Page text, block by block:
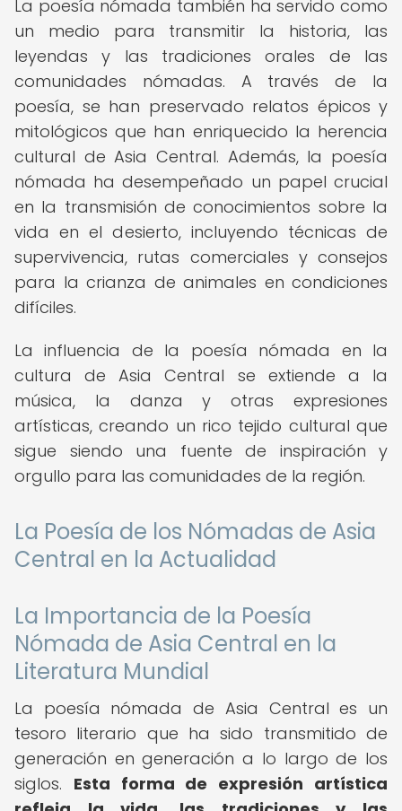
La poesía nómada también ha servido como
un medio para transmitir la historia, las
leyendas y las tradiciones orales de las
comunidades nómadas. A través de la
poesía, se han preservado relatos épicos y
mitológicos que han enriquecido la herencia
cultural de Asia Central. Además, la poesía
nómada ha desempeñado un papel crucial
en la transmisión de conocimientos sobre la
vida en el desierto, incluyendo técnicas de
supervivencia, rutas comerciales y consejos
para la crianza de animales en condiciones
difíciles.
La influencia de la poesía nómada en la
cultura de Asia Central se extiende a la
música, la danza y otras expresiones
artísticas, creando un rico tejido cultural que
sigue siendo una fuente de inspiración y
orgullo para las comunidades de la región.
La Poesía de los Nómadas de Asia
Central en la Actualidad
La Importancia de la Poesía
Nómada de Asia Central en la
Literatura Mundial
La poesía nómada de Asia Central es un
tesoro literario que ha sido transmitido de
generación en generación a lo largo de los
siglos. Esta forma de expresión artística